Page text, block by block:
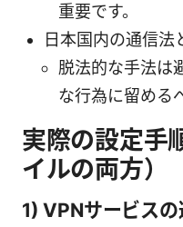
重要です。
日本国内の通信法
脱法的な手法は
な行為に留める
実際の設定手
イルの両方）
1) VPNサービス